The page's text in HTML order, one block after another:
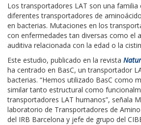
Los transportadores LAT son una familia
diferentes transportadores de
en bacterias. Mutaciones en los
con enfermedades tan diversas como el
auditiva relacionada con la edad o la
Este estudio, publicado en la revista
ha centrado en BasC, un transportador
bacterias. “Hemos utilizado BasC como
similar tanto estructural como
transportadores LAT humanos”, señala
laboratorio de Transportadores de
del IRB Barcelona y jefe de grupo del